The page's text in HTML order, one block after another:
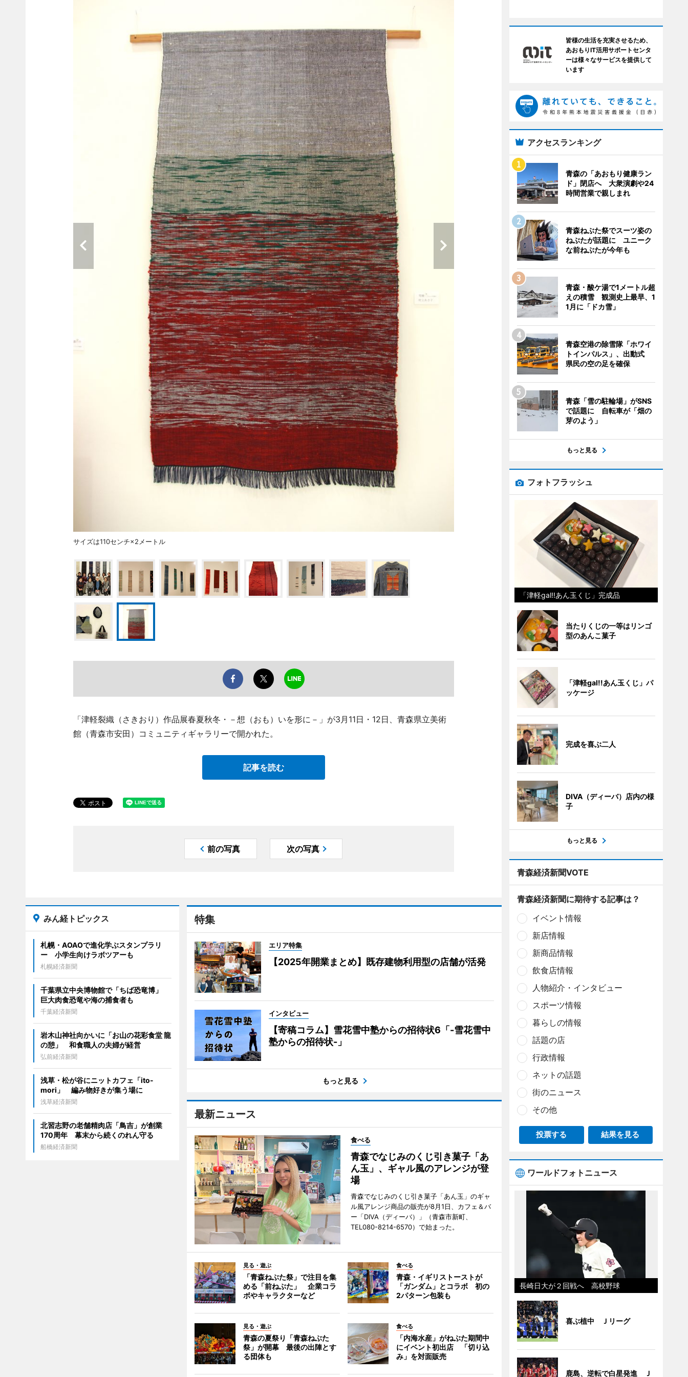
サイズは110センチ×2メートル
「津軽裂織（さきおり）作品展春夏秋冬・－想（おも）いを形に－」が3月11日・12日、青森県立美術
館（青森市安田）コミュニティギャラリーで開かれた。
記事を読む
前の写真 次の写真
特集
エリア特集
【2025年開業まとめ】既存建物利用型の店舗が活発
インタビュー
【寄稿コラム】雪花雪中塾からの招待状6「-雪花雪中
塾からの招待状-」
もっと見る
最新ニュース
食べる
青森でなじみのくじ引き菓子「あ
ん玉」、ギャル風のアレンジが登
場
青森でなじみのくじ引き菓子「あん玉」のギャ
ル風アレンジ商品の販売が8月1日、カフェ＆バ
ー「DIVA（ディーバ）」（青森市新町、
TEL080-8214-6570）で始まった。
見る・遊ぶ
「青森ねぶた祭」で注目を集
める「前ねぶた」 企業コラ
ボやキャラクターなど
食べる
青森・イギリストーストが
「ガンダム」とコラボ 初の
2パターン包装も
見る・遊ぶ
青森の夏祭り「青森ねぶた
祭」が開幕 最後の出陣とす
る団体も
食べる
「内海水産」がねぶた期間中
にイベント初出店 「切り込
み」を対面販売
みん経トピックス
札幌・AOAOで進化学ぶスタンプラリ
ー 小学生向けラボツアーも
札幌経済新聞
千葉県立中央博物館で「ちば恐竜博」
巨大肉食恐竜や海の捕食者も
千葉経済新聞
岩木山神社向かいに「お山の花彩食堂 龍
の憩」 和食職人の夫婦が経営
弘前経済新聞
浅草・松が谷にニットカフェ「ito-
mori」 編み物好きが集う場に
浅草経済新聞
北習志野の老舗精肉店「鳥吉」が創業
170周年 幕末から続くのれん守る
船橋経済新聞
皆様の生活を充実させるため、
あおもりIT活用サポートセンタ
ーは様々なサービスを提供して
います
アクセスランキング
青森の「あおもり健康ラン
ド」閉店へ 大衆演劇や24
時間営業で親しまれ
青森ねぶた祭でスーツ姿の
ねぶたが話題に ユニーク
な前ねぶたが今年も
青森・酸ケ湯で1メートル超
えの積雪 観測史上最早、1
1月に「ドカ雪」
青森空港の除雪隊「ホワイ
トインパルス」、出動式
県民の空の足を確保
青森「雪の駐輪場」がSNS
で話題に 自転車が「畑の
芽のよう」
もっと見る
フォトフラッシュ
「津軽gal!!あん玉くじ」完成品
当たりくじの一等はリンゴ
型のあんこ菓子
「津軽gal!!あん玉くじ」パ
ッケージ
完成を喜ぶ二人
DIVA（ディーバ）店内の様
子
もっと見る
青森経済新聞VOTE
青森経済新聞に期待する記事は？
イベント情報
新店情報
新商品情報
飲食店情報
人物紹介・インタビュー
スポーツ情報
暮らしの情報
話題の店
行政情報
ネットの話題
街のニュース
その他
投票する 結果を見る
ワールドフォトニュース
長崎日大が２回戦へ 高校野球
喜ぶ植中 Ｊリーグ
鹿島、逆転で白星発進 Ｊ